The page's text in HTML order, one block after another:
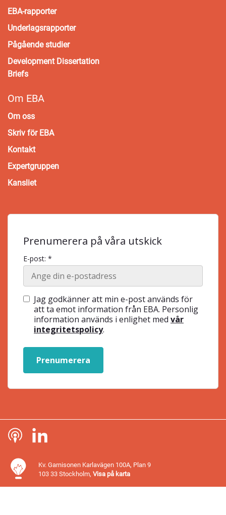
EBA-rapporter
Underlagsrapporter
Pågående studier
Development Dissertation
Briefs
Om EBA
Om oss
Skriv för EBA
Kontakt
Expertgruppen
Kansliet
Prenumerera på våra utskick
E-post: *
Jag godkänner att min e-post används för
att ta emot information från EBA. Personlig
information används i enlighet med vår
integritetspolicy.
Prenumerera
Kv. Garnisonen Karlavägen 100A, Plan 9
103 33 Stockholm, Visa på karta